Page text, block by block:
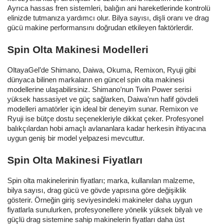
Ayrıca hassas fren sistemleri, balığın ani hareketlerinde kontrolü
elinizde tutmanıza yardımcı olur. Bilya sayısı, dişli oranı ve drag
gücü makine performansını doğrudan etkileyen faktörlerdir.
Spin Olta Makinesi Modelleri
OltayaGel’de Shimano, Daiwa, Okuma, Remixon, Ryuji gibi
dünyaca bilinen markaların en güncel spin olta makinesi
modellerine ulaşabilirsiniz. Shimano’nun Twin Power serisi
yüksek hassasiyet ve güç sağlarken, Daiwa’nın hafif gövdeli
modelleri amatörler için ideal bir deneyim sunar. Remixon ve
Ryuji ise bütçe dostu seçenekleriyle dikkat çeker. Profesyonel
balıkçılardan hobi amaçlı avlananlara kadar herkesin ihtiyacına
uygun geniş bir model yelpazesi mevcuttur.
Spin Olta Makinesi Fiyatları
Spin olta makinelerinin fiyatları; marka, kullanılan malzeme,
bilya sayısı, drag gücü ve gövde yapısına göre değişiklik
gösterir. Örneğin giriş seviyesindeki makineler daha uygun
fiyatlarla sunulurken, profesyonellere yönelik yüksek bilyalı ve
güçlü drag sistemine sahip makinelerin fiyatları daha üst